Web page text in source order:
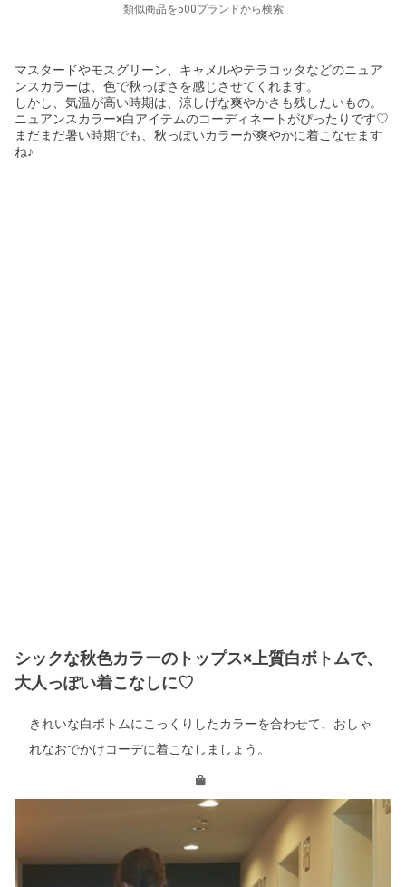
類似商品を500ブランドから検索
マスタードやモスグリーン、キャメルやテラコッタなどのニュア
ンスカラーは、色で秋っぽさを感じさせてくれます。
しかし、気温が高い時期は、涼しげな爽やかさも残したいもの。
ニュアンスカラー×白アイテムのコーディネートがぴったりです♡
まだまだ暑い時期でも、秋っぽいカラーが爽やかに着こなせます
ね♪
シックな秋色カラーのトップス×上質白ボトムで、
大人っぽい着こなしに♡
きれいな白ボトムにこっくりしたカラーを合わせて、おしゃ
れなおでかけコーデに着こなしましょう。